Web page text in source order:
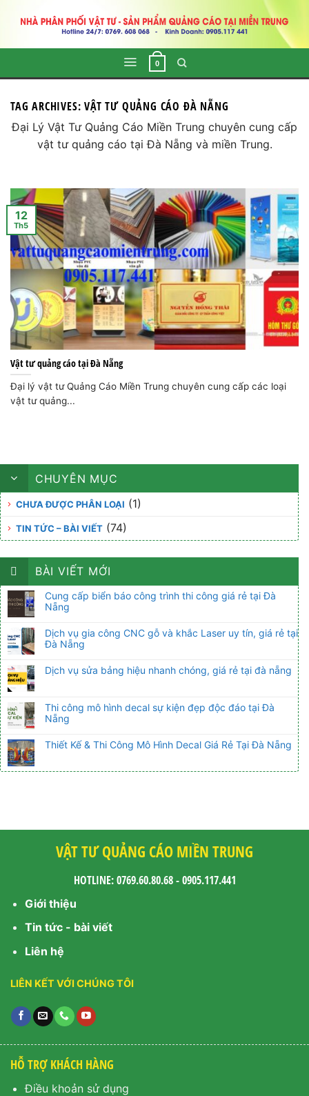
0
TAG ARCHIVES:VẬT TƯ QUẢNG CÁO ĐÀ NẴNG
Đại Lý Vật Tư Quảng Cáo Miền Trung chuyên cung cấp
vật tư quảng cáo tại Đà Nẵng và miền Trung.
Vật tư quảng cáo tại Đà Nẵng
Đại lý vật tư Quảng Cáo Miền Trung chuyên cung cấp các loại
vật tư quảng...
12
Th5
CHUYÊN MỤC
CHƯA ĐƯỢC PHÂN LOẠI (1)
TIN TỨC – BÀI VIẾT (74)
BÀI VIẾT MỚI
Cung cấp biển báo công trình thi công giá rẻ tại Đà
Nẵng
Dịch vụ gia công CNC gỗ và khắc Laser uy tín, giá rẻ tại
Đà Nẵng
Dịch vụ sửa bảng hiệu nhanh chóng, giá rẻ tại đà nẵng
Thi công mô hình decal sự kiện đẹp độc đáo tại Đà
Nẵng
Thiết Kế & Thi Công Mô Hình Decal Giá Rẻ Tại Đà Nẵng
VẬT TƯ QUẢNG CÁO MIỀN TRUNG
HOTLINE: 0769.60.80.68 - 0905.117.441
Giới thiệu
Tin tức - bài viết
Liên hệ
LIÊN KẾT VỚI CHÚNG TÔI
HỖ TRỢ KHÁCH HÀNG
Điều khoản sử dụng